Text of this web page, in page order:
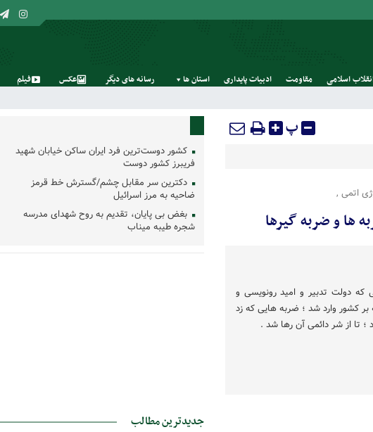
اسلامی مقاومت ادبیات پایداری استان‌ ها رسانه‌ های‌ دیگر عکس فیلم
پ
اتمی ,
ها و ضربه گیرها
که دولت تدبیر و امید رونویسی و
کشور وارد شد ؛ ضربه هایی که زد
؛ تا از شر دائمی آن رها شد .
کشور دوست‌ترین فرد ایران ساکن خیابان شهید
فریبرز کشور دوست
دکترین سر مقابل چشم/گسترش خط قرمز
ضاحیه به مرز اسرائیل
بغض بی پایان، تقدیم به روح شهدای مدرسه
شجره طیبه میناب
جدیدترین مطالب